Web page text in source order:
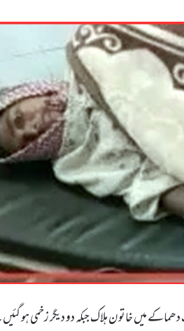
میں خاتون ہلاک جبکہ دو دیگر زخمی ہو